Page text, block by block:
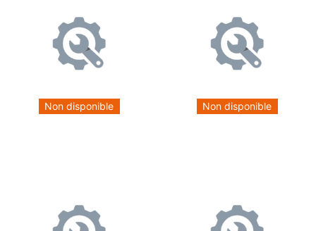
Non disponible Non disponible